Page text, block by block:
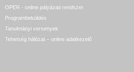
OPER - online pályázati rendszer
Programbeküldés
Tanulmányi versenyek
Tehetség hálózat – online adatkezelő